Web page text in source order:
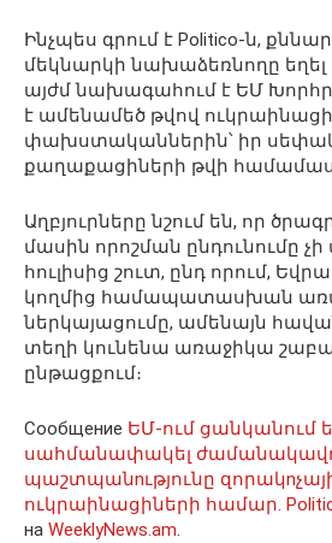
Ինչպես գրում է Politico-ն,
մեկնարկի նախաձեռնողը եղել
այժմ նախագահում է ԵՄ
է ամենամեծ թվով ուկրաինացի
փախստականներին՝ իր
քաղաքացիների թվի
Աղբյուրները նշում են, որ
մասին որոշման ընդունումը
հուլիսից շուտ, ընդ որում,
կողմից համապատասխան
ներկայացումը, ամենայն
տեղի կունենա առաջիկա
ընթացքում։
Сообщение ԵՄ-ում ցանկանում
սահմանափակել
պաշտպանnւթյունը
ուկրաինացիների համար.
на WeeklyNews.am.